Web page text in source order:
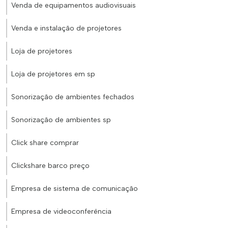
Venda de equipamentos audiovisuais
Venda e instalação de projetores
Loja de projetores
Loja de projetores em sp
Sonorização de ambientes fechados
Sonorização de ambientes sp
Click share comprar
Clickshare barco preço
Empresa de sistema de comunicação
Empresa de videoconferência